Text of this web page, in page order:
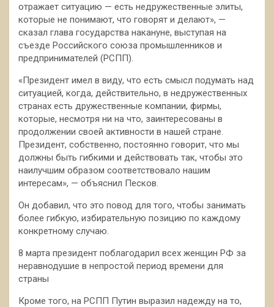
отражает ситуацию — есть недружественные элиты,
которые не понимают, что говорят и делают», —
сказал глава государства накануне, выступая на
съезде Российского союза промышленников и
предпринимателей (РСПП).
«Президент имел в виду, что есть смысл подумать над
ситуацией, когда, действительно, в недружественных
странах есть дружественные компании, фирмы,
которые, несмотря ни на что, заинтересованы в
продолжении своей активности в нашей стране.
Президент, собственно, постоянно говорит, что мы
должны быть гибкими и действовать так, чтобы это
наилучшим образом соответствовало нашим
интересам», — объяснил Песков.
Он добавил, что это повод для того, чтобы занимать
более гибкую, избирательную позицию по каждому
конкретному случаю.
8 марта президент поблагодарил всех женщин РФ за
неравнодушие в непростой период времени для
страны
Кроме того, на РСПП Путин выразил надежду на то,